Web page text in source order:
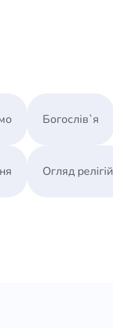
Богослів`я
Огляд релігій